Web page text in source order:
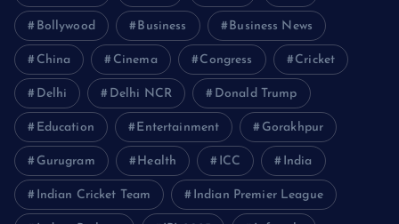
Bollywood Business Business News
China Cinema Congress Cricket
Delhi Delhi NCR Donald Trump
Education Entertainment Gorakhpur
Gurugram Health ICC India
Indian Cricket Team Indian Premier League